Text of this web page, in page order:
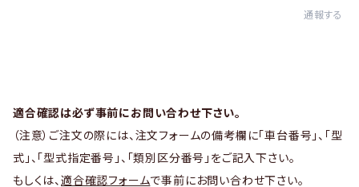
通報する
適合確認は必ず事前にお問い合わせ下さい。
（注意）ご注文の際には、注文フォームの備考欄に「車台番号」、「型
式」、「型式指定番号」、「類別区分番号」をご記入下さい。
もしくは、 適合確認フォームで事前にお問い合わせ下さい。